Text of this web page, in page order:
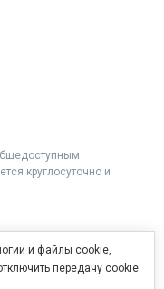
круглосуточно и
и файлы cookie,
передачу cookie